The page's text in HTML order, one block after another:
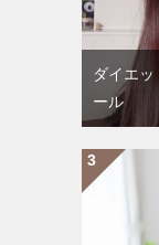
ダイエ
ール